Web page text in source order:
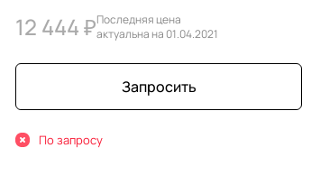
12 444 ₽Последняя цена
актуальна на 01.04.2021
Запросить
По запросу